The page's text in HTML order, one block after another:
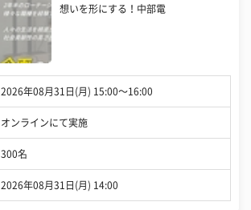
想いを形にする！中部電
2026年08月31日(月) 15:00〜16:00
オンラインにて実施
300名
2026年08月31日(月) 14:00